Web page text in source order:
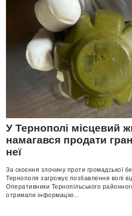
У Тернополі місцевий
намагався продати
неї
За скоєння злочину проти громадської
Тернополя загрожує позбавлення волі
Оперативники Тернопільського
отримали інформацію...